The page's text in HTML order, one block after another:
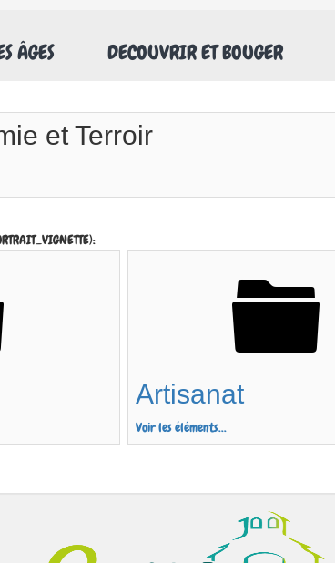
ÂGES DECOUVRIR ET BOUGER
et Terroir
Artisanat
Voir les éléments...